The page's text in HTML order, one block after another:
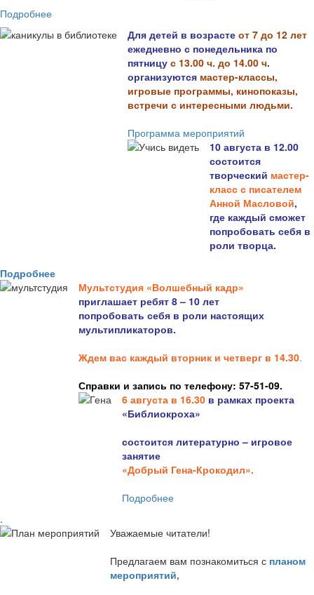
Подробнее
Для детей в возрасте от 7 до 12 лет
ежедневно с понедельника по
пятницу с 13.00 ч. до 14.00 ч.
организуются мастер-классы,
игровые программы, кинопоказы,
встречи с интересными людьми.
Программа мероприятий
10 августа в 12.00
состоится
творческий мастер-
класс с писателем
Анной Масловой,
где каждый сможет
попробовать себя в
роли творца.
Подробнее
Мультстудия «Волшебный кадр»
приглашает ребят 8 – 10 лет
попробовать себя в роли настоящих
мультипликаторов.
Ждем вас каждый вторник и четверг в 14.30.
Справки и запись по телефону: 57-51-09.
6 августа в 16.30 в рамках проекта
«Библиокроха»
состоится литературно – игровое
занятие
«Добрый Гена-Крокодил».
Подробнее
.
Уважаемые читатели!
Предлагаем вам познакомиться с планом
мероприятий,